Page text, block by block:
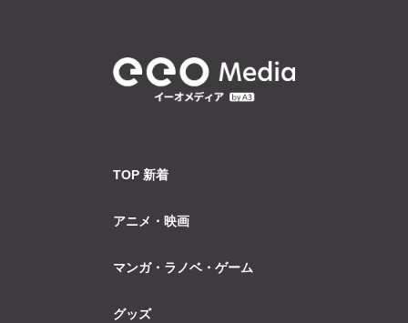
TOP 新着
アニメ・映画
マンガ・ラノベ・ゲーム
グッズ